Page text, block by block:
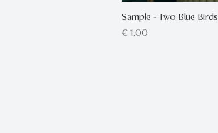
Sample - Two Blue Birds
Prijs
€ 1,00